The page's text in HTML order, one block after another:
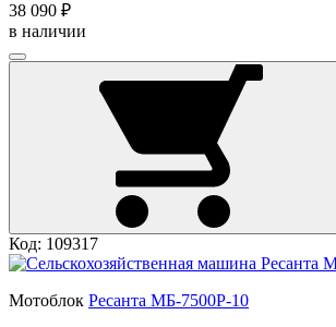
38 090 ₽
в наличии
Код: 109317
Мотоблок Ресанта МБ-7500P-10